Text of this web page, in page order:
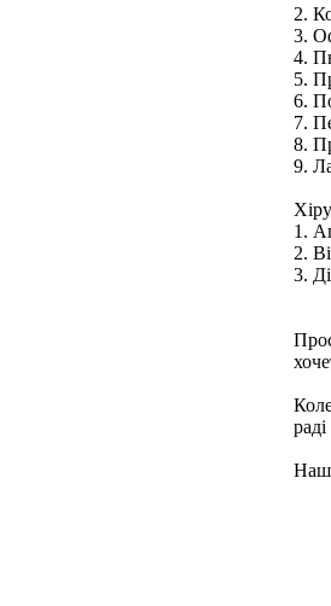
2.
3.
4.
5.
6.
7.
8.
9.
1.
2.
3.